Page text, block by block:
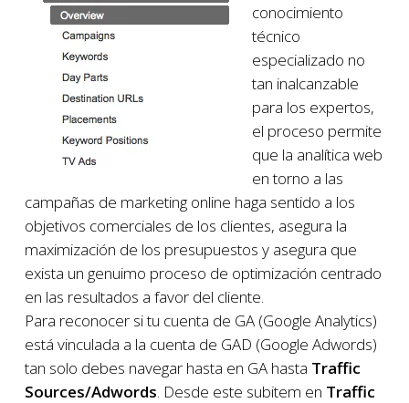
conocimiento
técnico
especializado no
tan inalcanzable
para los expertos,
el proceso permite
que la analítica web
en torno a las
campañas de marketing online haga sentido a los
objetivos comerciales de los clientes, asegura la
maximización de los presupuestos y asegura que
exista un genuimo proceso de optimización centrado
en las resultados a favor del cliente.
Para reconocer si tu cuenta de GA (Google Analytics)
está vinculada a la cuenta de GAD (Google Adwords)
tan solo debes navegar hasta en GA hasta Traffic
Sources/Adwords . Desde este subitem en Traffic